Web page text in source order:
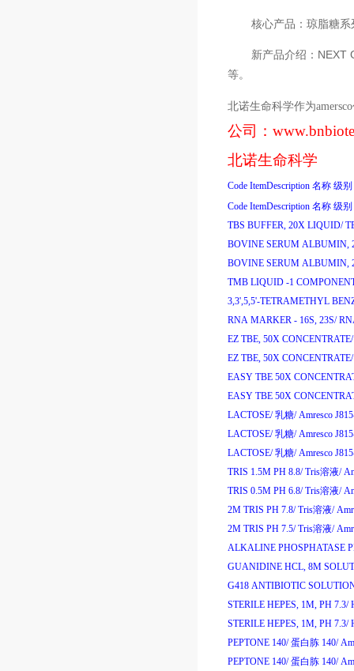
核心产品：琼脂糖
新产品介绍： NEXT
等。
北诺生命科学作为amersco
公司：
北诺生命科学
Code ItemDescription 名称 级别
Code ItemDescription 名称 级别
TBS BUFFER, 20X LIQUID/
BOVINE SERUM ALBUMIN,
BOVINE SERUM ALBUMIN,
TMB LIQUID -1
3,3',5,5'-TETRAMETHYL
RNA MARKER - 16S, 23S/
EZ TBE, 50X CONCENTRATE/
EZ TBE, 50X CONCENTRATE/
EASY TBE 50X
EASY TBE 50X
LACTOSE/ 乳糖/ Amresco
LACTOSE/ 乳糖/ Amresco
LACTOSE/ 乳糖/ Amresco
TRIS 1.5M PH 8.8/ Tris溶液/
TRIS 0.5M PH 6.8/ Tris溶液/
2M TRIS PH 7.8/ Tris溶液/
2M TRIS PH 7.5/ Tris溶液/
ALKALINE PHOSPHATASE
GUANIDINE HCL, 8M
G418 ANTIBIOTIC
STERILE HEPES, 1M, PH 7.3/
STERILE HEPES, 1M, PH 7.3/
PEPTONE 140/ 蛋白胨 140/
PEPTONE 140/ 蛋白胨 140/